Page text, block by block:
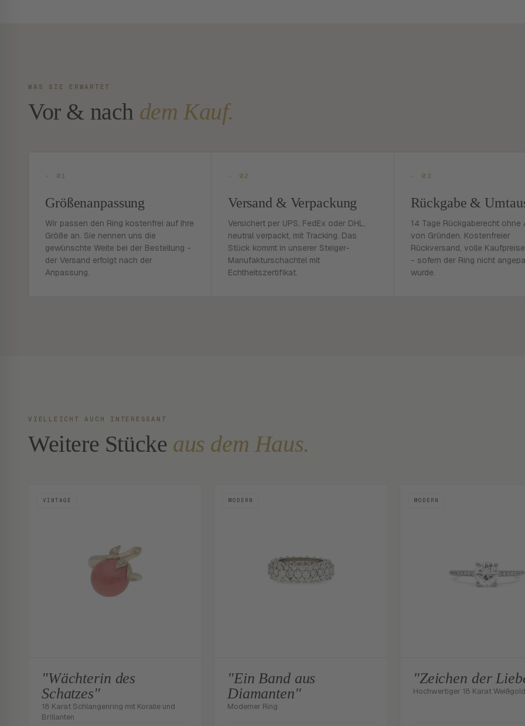
WAS SIE ERWARTET
Vor & nach dem Kauf.
- 01
Größenanpassung
Wir passen den Ring kostenfrei auf Ihre
Größe an. Sie nennen uns die
gewünschte Weite bei der Bestellung -
der Versand erfolgt nach der
Anpassung.
- 02
Versand & Verpackung
Versichert per UPS, FedEx oder DHL,
neutral verpackt, mit Tracking. Das
Stück kommt in unserer Steiger-
Manufakturschachtel mit
Echtheitszertifikat.
- 03
Rückgabe &
14 Tage Rückgaberecht ohne
von Gründen. Kostenfreier
Rückversand, volle
- sofern der Ring nicht
wurde.
VIELLEICHT AUCH INTERESSANT
Weitere Stücke aus dem Haus.
VINTAGE
"Wächterin des
Schatzes"
18 Karat Schlangenring mit Koralle und
Brillanten
MODERN
"Ein Band aus
Diamanten"
Moderner Ring
MODERN
"Zeichen der
Hochwertiger 18 Karat